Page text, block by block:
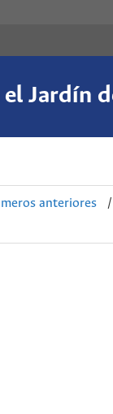
el Jardín
anteriores /